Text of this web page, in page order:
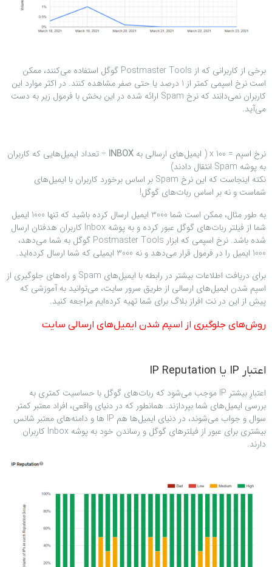
برخی از کاربرانی که از Postmaster Tools گوگل استفاده می‌کنند، ممکن
است نرخ اسپمی کمتر از 1 درصد یا حتی صفر مشاهده کنند. در اکثر موارد این
کاربران نمی‌دانند که نرخ Spam ارائه شده در این بخش با فرمول زیر به دست
می‌آید.
نرخ اسپم = 100 x ( ایمیل‌های ارسالی به INBOX ÷ تعداد ایمیل‌هایی که کاربران
به پوشه Spam انتقال دادند)
نکته اینجاست که این نرخ Spam بر اساس برخورد کاربران با ايميل‌های
شماست و نه بر اساس ربات‌های گوگل!
به طور مثال، ممکن است شما 3000 ایمیل ارسال کرده باشید که تنها 1000 ایمیل
شما از فیلتر ربات‌های گوگل عبور کرده و به پوشه Inbox کاربران هدفتان ارسال
شده باشد. نرخ اسپمی که ابزار Postmaster Tools گوگل به شما می‌دهد،
1000 ایمیل را در فرمول قرار می‌دهد و نه 3000 ایمیلی که شما ارسال کرده‌اید.
برای دريافت اطلاعات بیشتر در رابطه با ايميل‌های Spam و راه‌های جلوگیری از
اسپم شدن ایمیل‌های ارسالی از طریق سرور سایت، می‌توانید به آموزشی که
پیش از این در نت افراز بلاگ برای شما تهیه کرده‌ایم مراجعه کنید.
روش‌های جلوگیری از اسپم شدن ایمیل‌های ارسالی سایت
اعتبار IP یا IP Reputation
اعتبارِ بیشتر IP موجب می‌شود که ربات‌های گوگل با حساسیت کمتری به
بررسی ایمیل‌های شما بپردازند. همانطور که در دنیای واقعی، افراد معتبر کمتر
سوال و جواب می‌شوند، در دنیای ایمیل‌ها هم IP ها و دامنه‌های معتبر شانس
بیشتری برای عبور از فیلترهای گوگل و رساندن خود به پوشه Inbox کاربران
دارند.